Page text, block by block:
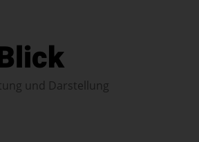
und Darstellung